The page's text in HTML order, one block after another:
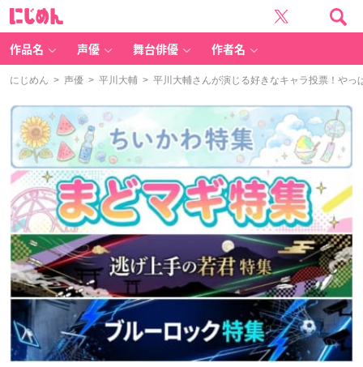
作品名 声優 舞台俳優 作者名
にじめん > 声優 > 平川大輔 > 平川大輔さんが演じる好きなキャラ投票！やっ